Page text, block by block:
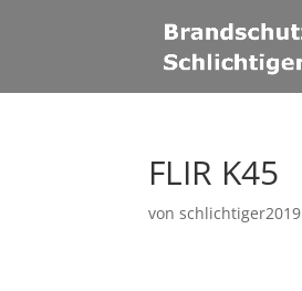
FLIR K45
vonschlichtiger2019